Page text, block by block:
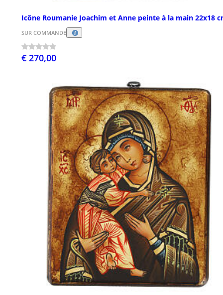
Icône Roumanie Joachim et Anne peinte à la main 22x18
SUR COMMANDE
€ 270,00